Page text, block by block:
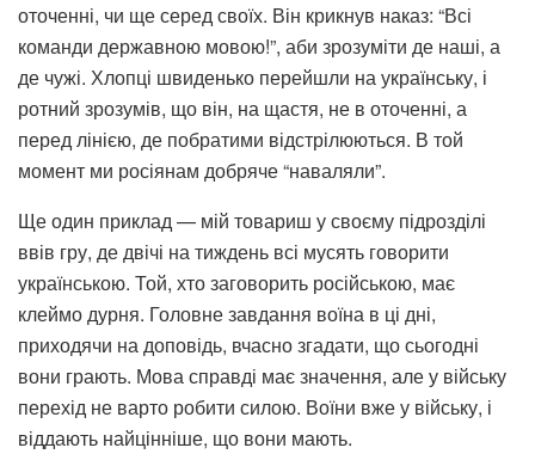
оточенні, чи ще серед своїх. Він крикнув наказ: “Всі
команди державною мовою!”, аби зрозуміти де наші, а
де чужі. Хлопці швиденько перейшли на українську, і
ротний зрозумів, що він, на щастя, не в оточенні, а
перед лінією, де побратими відстрілюються. В той
момент ми росіянам добряче “наваляли”.
Ще один приклад — мій товариш у своєму підрозділі
ввів гру, де двічі на тиждень всі мусять говорити
українською. Той, хто заговорить російською, має
клеймо дурня. Головне завдання воїна в ці дні,
приходячи на доповідь, вчасно згадати, що сьогодні
вони грають. Мова справді має значення, але у війську
перехід не варто робити силою. Воїни вже у війську, і
віддають найцінніше, що вони мають.